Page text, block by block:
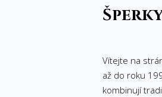
Vítejte na
až do roku
kombinují